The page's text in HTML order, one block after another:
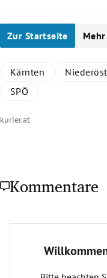
Zur Startseite
Kärnten
SPÖ
kurier.at
Kommentare